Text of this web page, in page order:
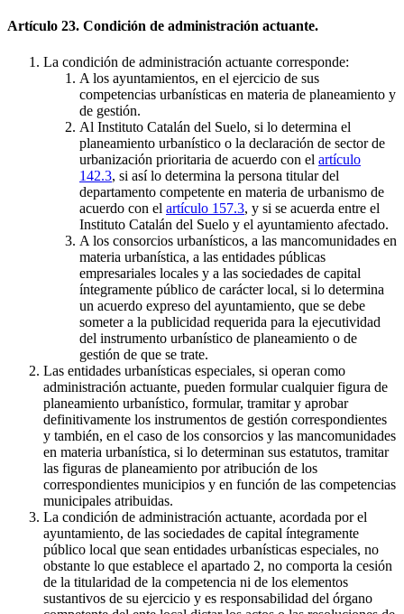
Artículo 23. Condición de administración actuante.
La condición de administración actuante corresponde:
A los ayuntamientos, en el ejercicio de sus
competencias urbanísticas en materia de planeamiento y
de gestión.
Al Instituto Catalán del Suelo, si lo determina el
planeamiento urbanístico o la declaración de sector de
urbanización prioritaria de acuerdo con el artículo
142.3, si así lo determina la persona titular del
departamento competente en materia de urbanismo de
acuerdo con el artículo 157.3, y si se acuerda entre el
Instituto Catalán del Suelo y el ayuntamiento afectado.
A los consorcios urbanísticos, a las mancomunidades en
materia urbanística, a las entidades públicas
empresariales locales y a las sociedades de capital
íntegramente público de carácter local, si lo determina
un acuerdo expreso del ayuntamiento, que se debe
someter a la publicidad requerida para la ejecutividad
del instrumento urbanístico de planeamiento o de
gestión de que se trate.
Las entidades urbanísticas especiales, si operan como
administración actuante, pueden formular cualquier figura de
planeamiento urbanístico, formular, tramitar y aprobar
definitivamente los instrumentos de gestión correspondientes
y también, en el caso de los consorcios y las mancomunidades
en materia urbanística, si lo determinan sus estatutos, tramitar
las figuras de planeamiento por atribución de los
correspondientes municipios y en función de las competencias
municipales atribuidas.
La condición de administración actuante, acordada por el
ayuntamiento, de las sociedades de capital íntegramente
público local que sean entidades urbanísticas especiales, no
obstante lo que establece el apartado 2, no comporta la cesión
de la titularidad de la competencia ni de los elementos
sustantivos de su ejercicio y es responsabilidad del órgano